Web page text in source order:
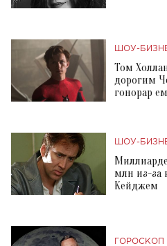
ШОУ-
Том
дорогим
гонорар
ШОУ-
млн из-за
Кейджем
ГОРОСКОП